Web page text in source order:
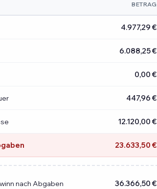
BETRAG
4.977,29 €
6.088,25 €
0,00 €
447,96 €
12.120,00 €
23.633,50 €
nach Abgaben 36.366,50 €